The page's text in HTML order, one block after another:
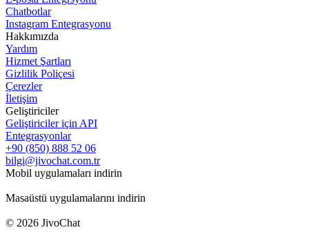
Chatbotlar
Instagram Entegrasyonu
Hakkımızda
Yardım
Hizmet Şartları
Gizlilik Poliçesi
Çerezler
İletişim
Geliştiriciler
Geliştiriciler için API
Entegrasyonlar
+90 (850) 888 52 06
bilgi@jivochat.com.tr
Mobil uygulamaları indirin
Masaüstü uygulamalarını indirin
© 2026 JivoChat